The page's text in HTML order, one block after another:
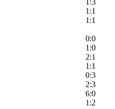
1:3
1:1
1:1
0:0
1:0
2:1
1:1
0:3
2:3
6:0
1:2